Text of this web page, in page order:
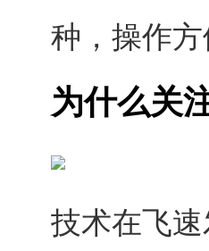
种，操作
为什么关
技术在飞